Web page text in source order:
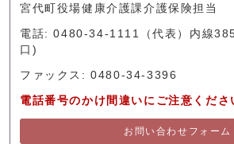
宮代町役場健康介護課介護保険担当
電話: 0480-34-1111（代表）内線
口)
ファックス: 0480-34-3396
電話番号のかけ間違いにご注意くださ
お問い合わせフォーム